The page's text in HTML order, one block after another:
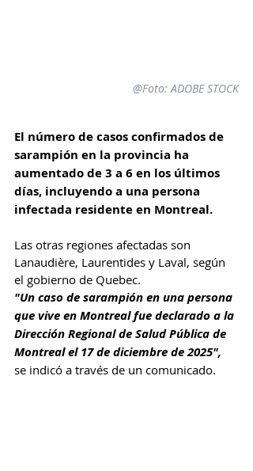
@Foto: ADOBE STOCK
El número de casos confirmados de
sarampión en la provincia ha
aumentado de 3 a 6 en los últimos
días, incluyendo a una persona
infectada residente en Montreal.
Las otras regiones afectadas son
Lanaudière, Laurentides y Laval, según
el gobierno de Quebec.
"Un caso de sarampión en una persona
que vive en Montreal fue declarado a la
Dirección Regional de Salud Pública de
Montreal el 17 de diciembre de 2025",
se indicó a través de un comunicado.